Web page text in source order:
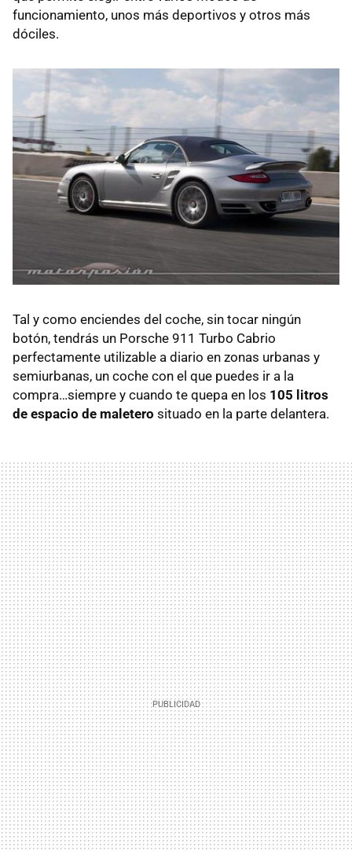
funcionamiento, unos más deportivos y otros más
dóciles.
Tal y como enciendes del coche, sin tocar ningún
botón, tendrás un Porsche 911 Turbo Cabrio
perfectamente utilizable a diario en zonas urbanas y
semiurbanas, un coche con el que puedes ir a la
compra…siempre y cuando te quepa en los 105 litros
de espacio de maletero situado en la parte delantera.